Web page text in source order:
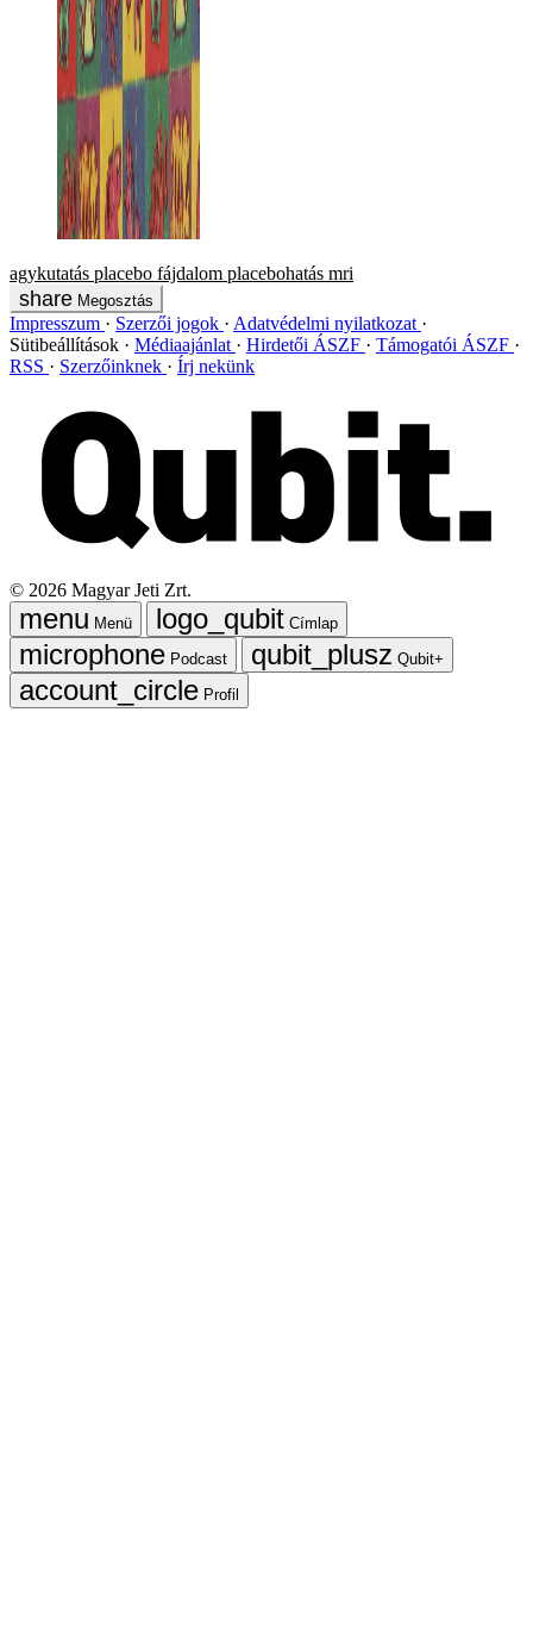
agykutatás placebo fájdalom placebohatás mri
Megosztás
Impresszum Szerzői jogok
Adatvédelmi nyilatkozat
Sütibeállítások
Médiaajánlat Hirdetői ÁSZF
Támogatói ÁSZF
RSS
Szerzőinknek Írj nekünk
© 2026 Magyar Jeti Zrt.
Menü
Címlap
Podcast
Qubit+
Profil